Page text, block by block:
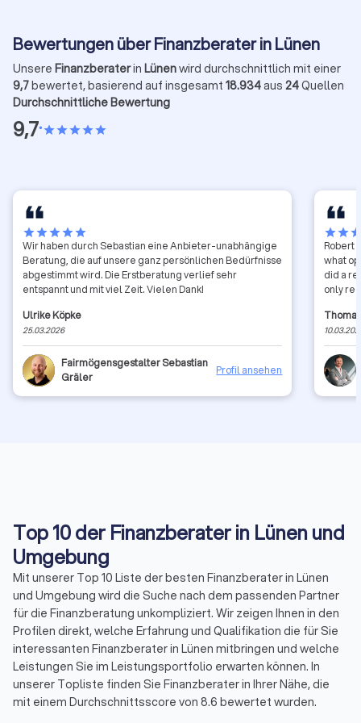
Bewertungen über Finanzberater in Lünen
Unsere Finanzberaterin Lünenwird durchschnittlich mit einer
9,7bewertet, basierend auf insgesamt 18.934aus 24Quellen
Durchschnittliche Bewertung
9,7•starstarstarstarstar
starstarstarstarstar
Wir haben durch Sebastian eine Anbieter-unabhängige
Beratung, die auf unsere ganz persönlichen Bedürfnisse
abgestimmt wird. Die Erstberatung verlief sehr
entspannt und mit viel Zeit. Vielen Dank!
Ulrike Köpke
25.03.2026
Fairmögensgestalter Sebastian
Gräler
Profil ansehen
starstar
Robert
what
did a
only
Top 10 der Finanzberater in Lünen und
Umgebung
Mit unserer Top 10 Liste der besten Finanzberater in Lünen
und Umgebung wird die Suche nach dem passenden Partner
für die Finanzberatung unkompliziert. Wir zeigen Ihnen in den
Profilen direkt, welche Erfahrung und Qualifikation die für Sie
interessanten Finanzberater in Lünen mitbringen und welche
Leistungen Sie im Leistungsportfolio erwarten können. In
unserer Topliste finden Sie Finanzberater in Ihrer Nähe, die
mit einem Durchschnittsscore von 8.6 bewertet wurden.